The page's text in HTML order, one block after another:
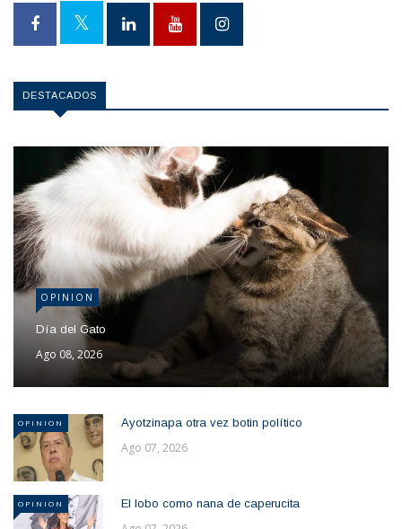
DESTACADOS
OPINION
Día del Gato
Ago 08, 2026
OPINION Ayotzinapa otra vez botin político
Ago 07, 2026
OPINION El lobo como nana de caperucita